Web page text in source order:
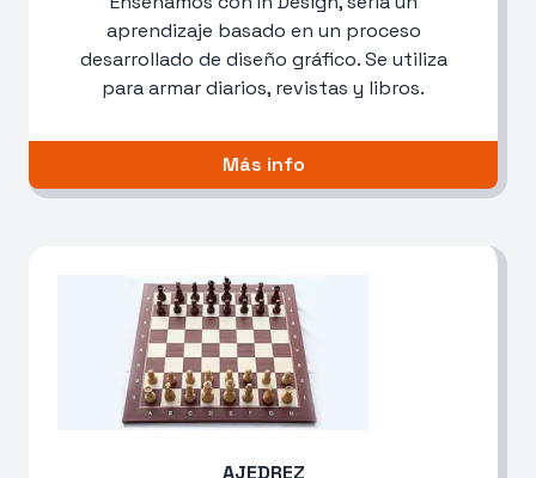
aprendizaje basado en un proceso
desarrollado de diseño gráfico. Se utiliza
para armar diarios, revistas y libros.
Más info
AJEDREZ